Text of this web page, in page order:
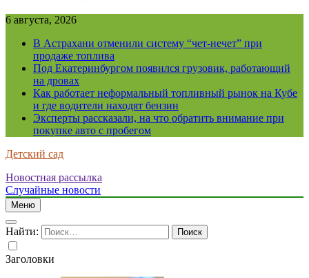
6 августа, 2026
В Астрахани отменили систему “чет-нечет” при
продаже топлива
Под Екатеринбургом появился грузовик, работающий
на дровах
Как работает неформальный топливный рынок на Кубе
и где водители находят бензин
Эксперты рассказали, на что обратить внимание при
покупке авто с пробегом
Детский сад
Новостная рассылка
Случайные новости
Меню
Найти:
Заголовки